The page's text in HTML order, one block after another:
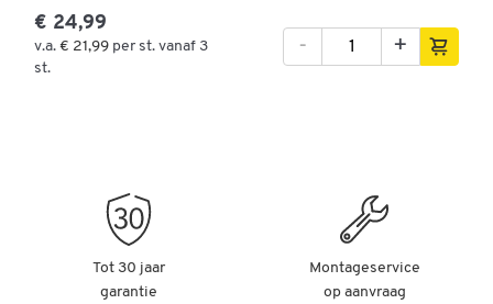
€ 24,99
v.a. € 21,99 per st. vanaf 3
st.
+
-
Tot 30 jaar
garantie
Montageservice
op aanvraag